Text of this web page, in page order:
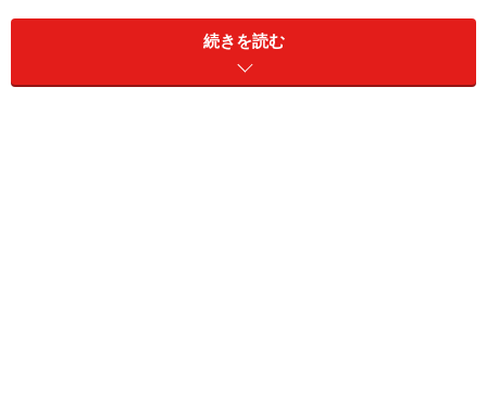
夏は、開放的な気分になれる季節です。
続きを読む